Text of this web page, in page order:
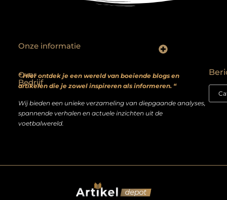
Over
Bedrijf
” Hier ontdek je een wereld van boeiende blogs en
artikelen die je zowel inspireren als informeren. “
Wij bieden een unieke verzameling van diepgaande analyses,
spannende verhalen en actuele inzichten uit de
voetbalwereld.
Onze informatie